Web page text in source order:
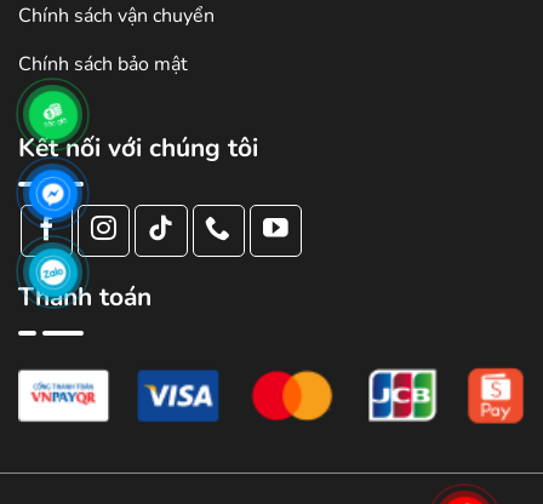
Chính sách vận chuyển
Chính sách bảo mật
Kết nối với chúng tôi
Thanh toán